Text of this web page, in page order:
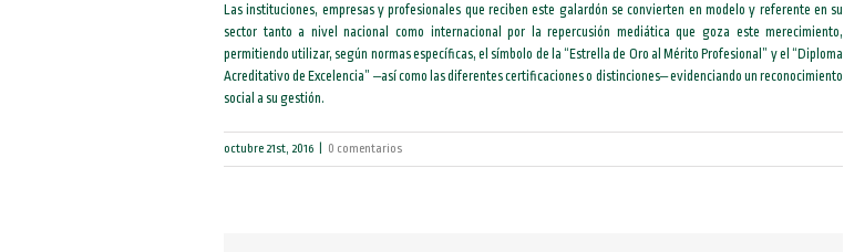
Las instituciones, empresas y profesionales que reciben este galardón se convierten en modelo y referente en su
sector tanto a nivel nacional como internacional por la repercusión mediática que goza este merecimiento,
permitiendo utilizar, según normas específicas, el símbolo de la “Estrella de Oro al Mérito Profesional” y el “Diploma
Acreditativo de Excelencia” ‒así como las diferentes certificaciones o distinciones‒ evidenciando un reconocimiento
social a su gestión.
octubre 21st, 2016 0 comentarios